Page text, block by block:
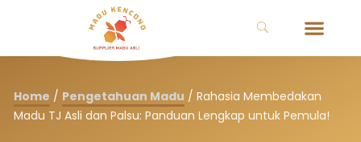
Home / Pengetahuan Madu / Rahasia Membedakan
Madu TJ Asli dan Palsu: Panduan Lengkap untuk Pemula!